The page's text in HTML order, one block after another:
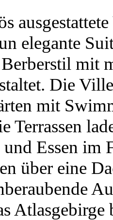
elegante
mit
Die
mit
Terrassen
und Essen im
über eine
Atlasgebirge